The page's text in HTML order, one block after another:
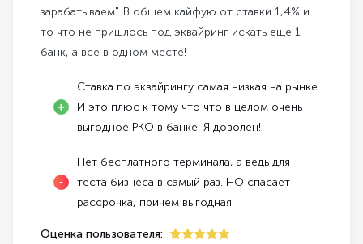
зарабатываем". В общем кайфую от ставки 1,4% и
то что не пришлось под эквайринг искать еще 1
банк, а все в одном месте!
Ставка по эквайрингу самая низкая на рынке.
И это плюс к тому что что в целом очень
выгодное РКО в банке. Я доволен!
Нет бесплатного терминала, а ведь для
теста бизнеса в самый раз. НО спасает
рассрочка, причем выгодная!
Оценка пользователя: